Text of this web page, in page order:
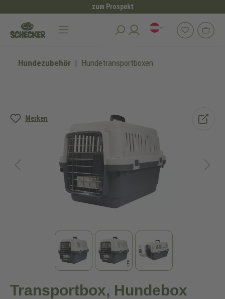
zum Prospekt
Hundezubehör Hundetransportboxen
Merken
Bildergalerie überspringen
Transportbox, Hundebox